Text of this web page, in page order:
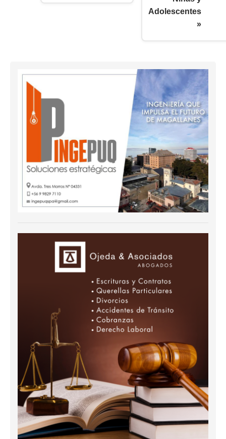
Adolescentes
»